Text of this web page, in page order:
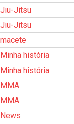
Jiu-Jitsu
Jiu-Jitsu
macete
Minha história
Minha história
MMA
MMA
News